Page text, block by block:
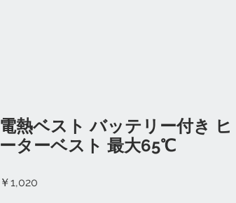
電熱ベスト バッテリー付き ヒ
ーターベスト 最大65℃
￥1,020